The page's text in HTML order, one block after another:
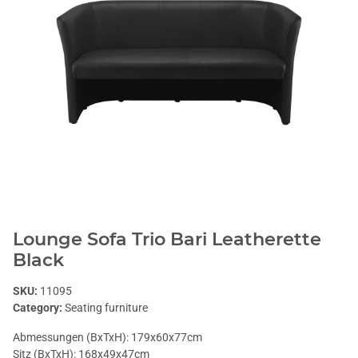
Lounge Sofa Trio Bari Leatherette
Black
SKU: 11095
Category: Seating furniture
Abmessungen (BxTxH): 179x60x77cm
Sitz (BxTxH): 168x49x47cm